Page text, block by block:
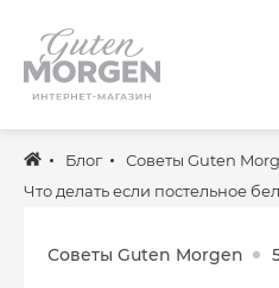
Иваново
8 800 100 34 50
Звонок по России бесплатный
Спальня
Столовая
Блог
Советы Guten
Что делать если постельное
Советы Guten Morgen